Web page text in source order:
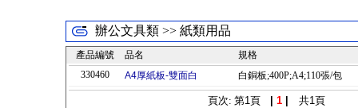
辦公文具類 >> 紙類用品
產品編號 品名
規格
330460
A4厚紙板-雙面白 白銅板;400P;A4;110張/包
頁次: 第1頁 1| 共1頁